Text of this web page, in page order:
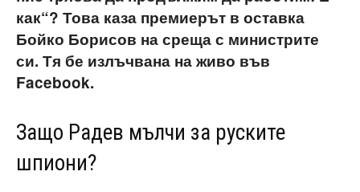
как“? Това каза премиерът в оставка
Бойко Борисов на среща с министрите
си. Тя бе излъчвана на живо във
Facebook.
Защо Радев мълчи за руските
шпиони?